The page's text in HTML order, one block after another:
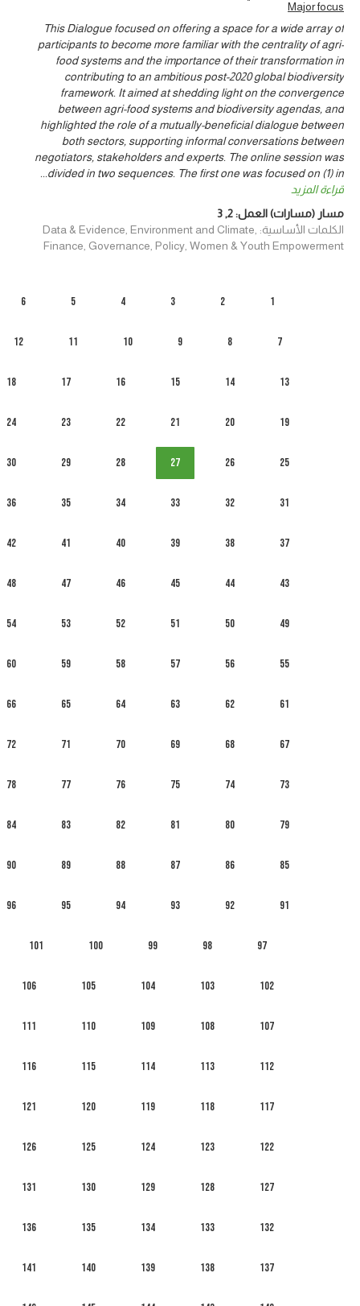
Major focus
This Dialogue focused on offering a space for a wide array of
participants to become more familiar with the centrality of agri-
food systems and the importance of their transformation in
contributing to an ambitious post-2020 global biodiversity
framework. It aimed at shedding light on the convergence
between agri-food systems and biodiversity agendas, and
highlighted the role of a mutually-beneficial dialogue between
both sectors, supporting informal conversations between
negotiators, stakeholders and experts. The online session was
divided in two sequences. The first one was focused on (1) in
...
قراءة المزيد
مسار (مسارات) العمل:2
,
3
الكلمات الأساسية: Data & Evidence, Environment and Climate,
Finance, Governance, Policy, Women & Youth Empowerment
1
2
3
4
5
6
7
8
9
10
11
12
13
14
15
16
17
18
19
20
21
22
23
24
25
26
27
28
29
30
31
32
33
34
35
36
37
38
39
40
41
42
43
44
45
46
47
48
49
50
51
52
53
54
55
56
57
58
59
60
61
62
63
64
65
66
67
68
69
70
71
72
73
74
75
76
77
78
79
80
81
82
83
84
85
86
87
88
89
90
91
92
93
94
95
96
97
98
99
100
101
102
103
104
105
106
107
108
109
110
111
112
113
114
115
116
117
118
119
120
121
122
123
124
125
126
127
128
129
130
131
132
133
134
135
136
137
138
139
140
141